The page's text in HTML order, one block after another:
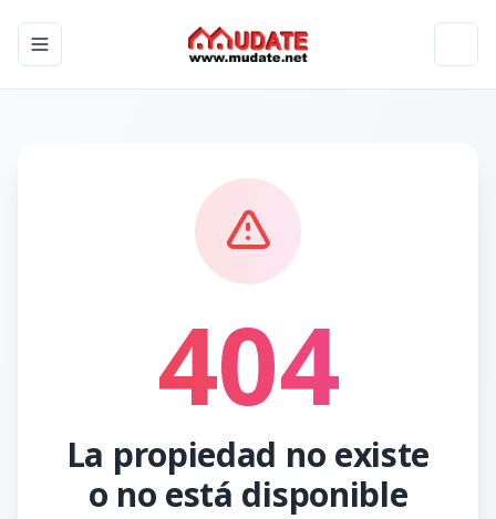
Toggle navigation menu
404
La propiedad no existe
o no está disponible